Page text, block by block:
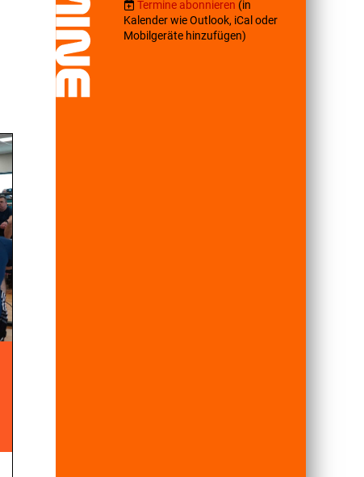
Termine abonnieren (in
Kalender wie Outlook, iCal oder
Mobilgeräte hinzufügen)